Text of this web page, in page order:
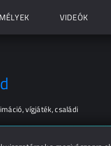
VIDEÓK
vígjáték, családi